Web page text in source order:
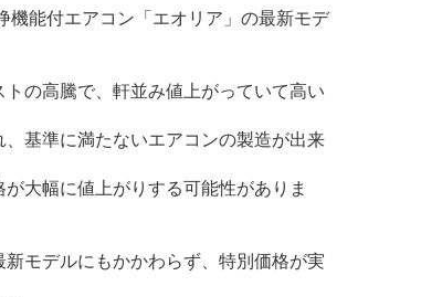
機能付エアコン「エオリア」の最新モデ
の高騰で、軒並み値上がっていて高い
基準に満たないエアコンの製造が出来
大幅に値上がりする可能性がありま
モデルにもかかわらず、特別価格が実